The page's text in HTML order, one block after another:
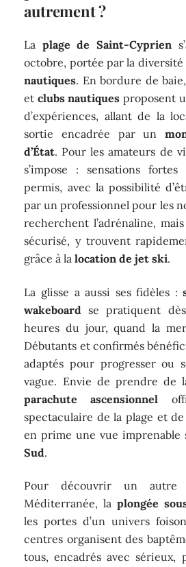
autrement ?
La plage de Saint-Cyprien
octobre, portée par la diversité
nautiques. En bordure de baie,
et clubs nautiques proposent
d’expériences, allant de la
sortie encadrée par un
d’État. Pour les amateurs de
s’impose : sensations fortes
permis, avec la possibilité
par un professionnel pour les
recherchent l’adrénaline,
sécurisé, y trouvent
grâce à lalocation de jet ski.
La glisse a aussi ses fidèles :
wakeboard se pratiquent
heures du jour, quand la
Débutants et confirmés
adaptés pour progresser ou
vague. Envie de prendre de
parachute ascensionnel
spectaculaire de la plage et
en prime une vue imprenable
Sud.
Pour découvrir un autre
Méditerranée, la plongée
les portes d’un univers
centres organisent des
tous, encadrés avec